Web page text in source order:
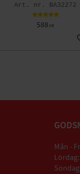
favoriter
BA32272
588 KR
Mån -